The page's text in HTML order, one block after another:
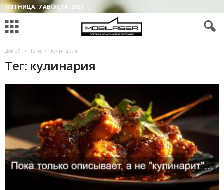
ПЯТНИЦА, 7 АВГУСТА, 2026
Домой Теги кулинария
Тег: кулинария